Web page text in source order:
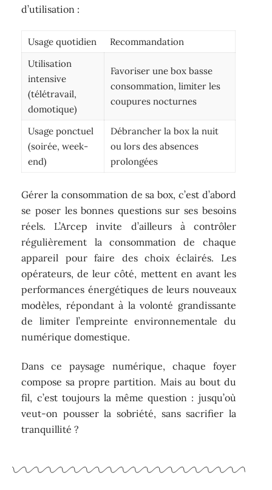
d’utilisation :
Usage quotidien
Recommandation
Utilisation
intensive
(télétravail,
domotique)
Favoriser une box basse
consommation, limiter les
coupures nocturnes
Usage ponctuel
(soirée, week-
end)
Débrancher la box la nuit
ou lors des absences
prolongées
Gérer la consommation de sa box, c’est d’abord
se poser les bonnes questions sur ses besoins
réels. L’Arcep invite d’ailleurs à contrôler
régulièrement la consommation de chaque
appareil pour faire des choix éclairés. Les
opérateurs, de leur côté, mettent en avant les
performances énergétiques de leurs nouveaux
modèles, répondant à la volonté grandissante
de limiter l’empreinte environnementale du
numérique domestique.
Dans ce paysage numérique, chaque foyer
compose sa propre partition. Mais au bout du
fil, c’est toujours la même question : jusqu’où
veut-on pousser la sobriété, sans sacrifier la
tranquillité ?